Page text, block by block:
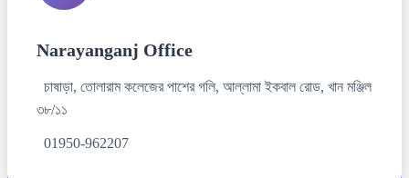
Narayanganj Office
চাষাড়া, তোলারাম কলেজের পাশের গলি, আল্লামা ইকবাল রোড, খান মঞ্জিল
৩৮/১১
01950-962207